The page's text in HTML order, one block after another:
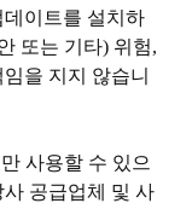
이트를 설치하
또는 기타) 위험,
을 지지 않습니
사용할 수 있으
공급업체 및 사